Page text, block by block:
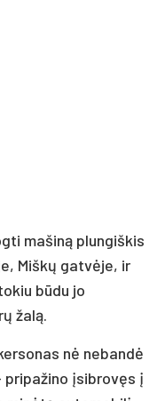
mašiną plungiškis
Miškų gatvėje, ir
būdu jo
žalą.
nė nebandė
pripažino įsibrovęs į